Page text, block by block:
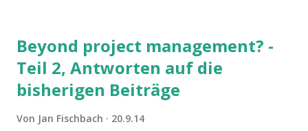
Beyond project management? -
Teil 2, Antworten auf die
bisherigen Beiträge
Von Jan Fischbach 20.9.14